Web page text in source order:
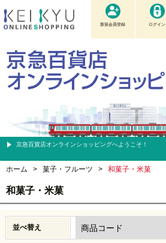
新規会員登録 ログイン
京急百貨店オンラインショッピングへようこそ！
ホーム > 菓子・フルーツ > 和菓子・米菓
和菓子・米菓
並べ替え